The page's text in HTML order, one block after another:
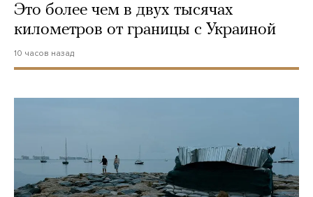
Это более чем в двух тысячах
километров от границы с Украиной
10 часов назад